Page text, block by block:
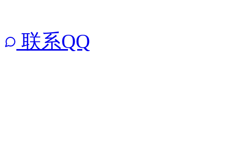
联系QQ